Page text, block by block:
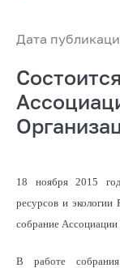
Дата
18 ноября 2015
ресурсов и
собрание Ассоциации
В работе